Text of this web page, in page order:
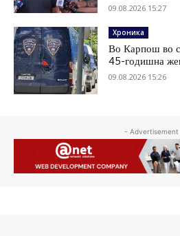
09.08.2026 15:27
Хроника
Во Карпош во
45-годишна
09.08.2026 15:26
- Advertisement